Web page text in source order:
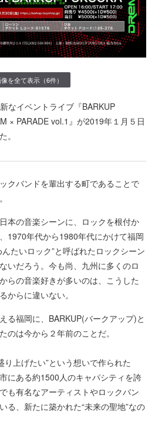
を全て表示（6件）
なイベントライブ『BARKUP
× PARADE vol.1』が2019年１月５日
。
クバンドを輩出する町であることで
本の音楽シーンに、ロックを根付か
1970年代から1980年代にかけて福岡
たいロック”と呼ばれたロックシーン
いだろう。今も尚、九州に多くのロ
らの音楽好きが多いのは、こうした
からに違いない。
る福岡に、BARKUP(バークアップ)と
のは今から２年前のことだ。
り上げたい”という想いで作られた
にある約1500人のキャパシティを誇
も有名なアーティストやロックバン
る、新たに築かれた“未来の聖地”なの